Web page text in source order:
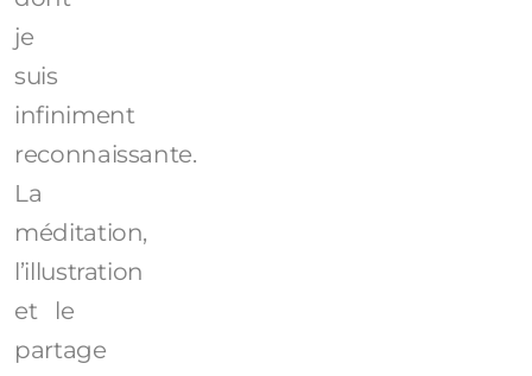
je
suis
infiniment
reconnaissante.
La
méditation,
l’illustration
et le
partage